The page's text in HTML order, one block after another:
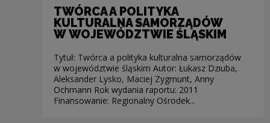
TWÓRCA A POLITYKA
KULTURALNA SAMORZĄDÓW
W WOJEWÓDZTWIE ŚLĄSKIM
Tytuł: Twórca a polityka kulturalna samorządów
w województwie śląskim Autor: Łukasz Dziuba,
Aleksander Lysko, Maciej Zygmunt, Anny
Ochmann Rok wydania raportu: 2011
Finansowanie: Regionalny Ośrodek...